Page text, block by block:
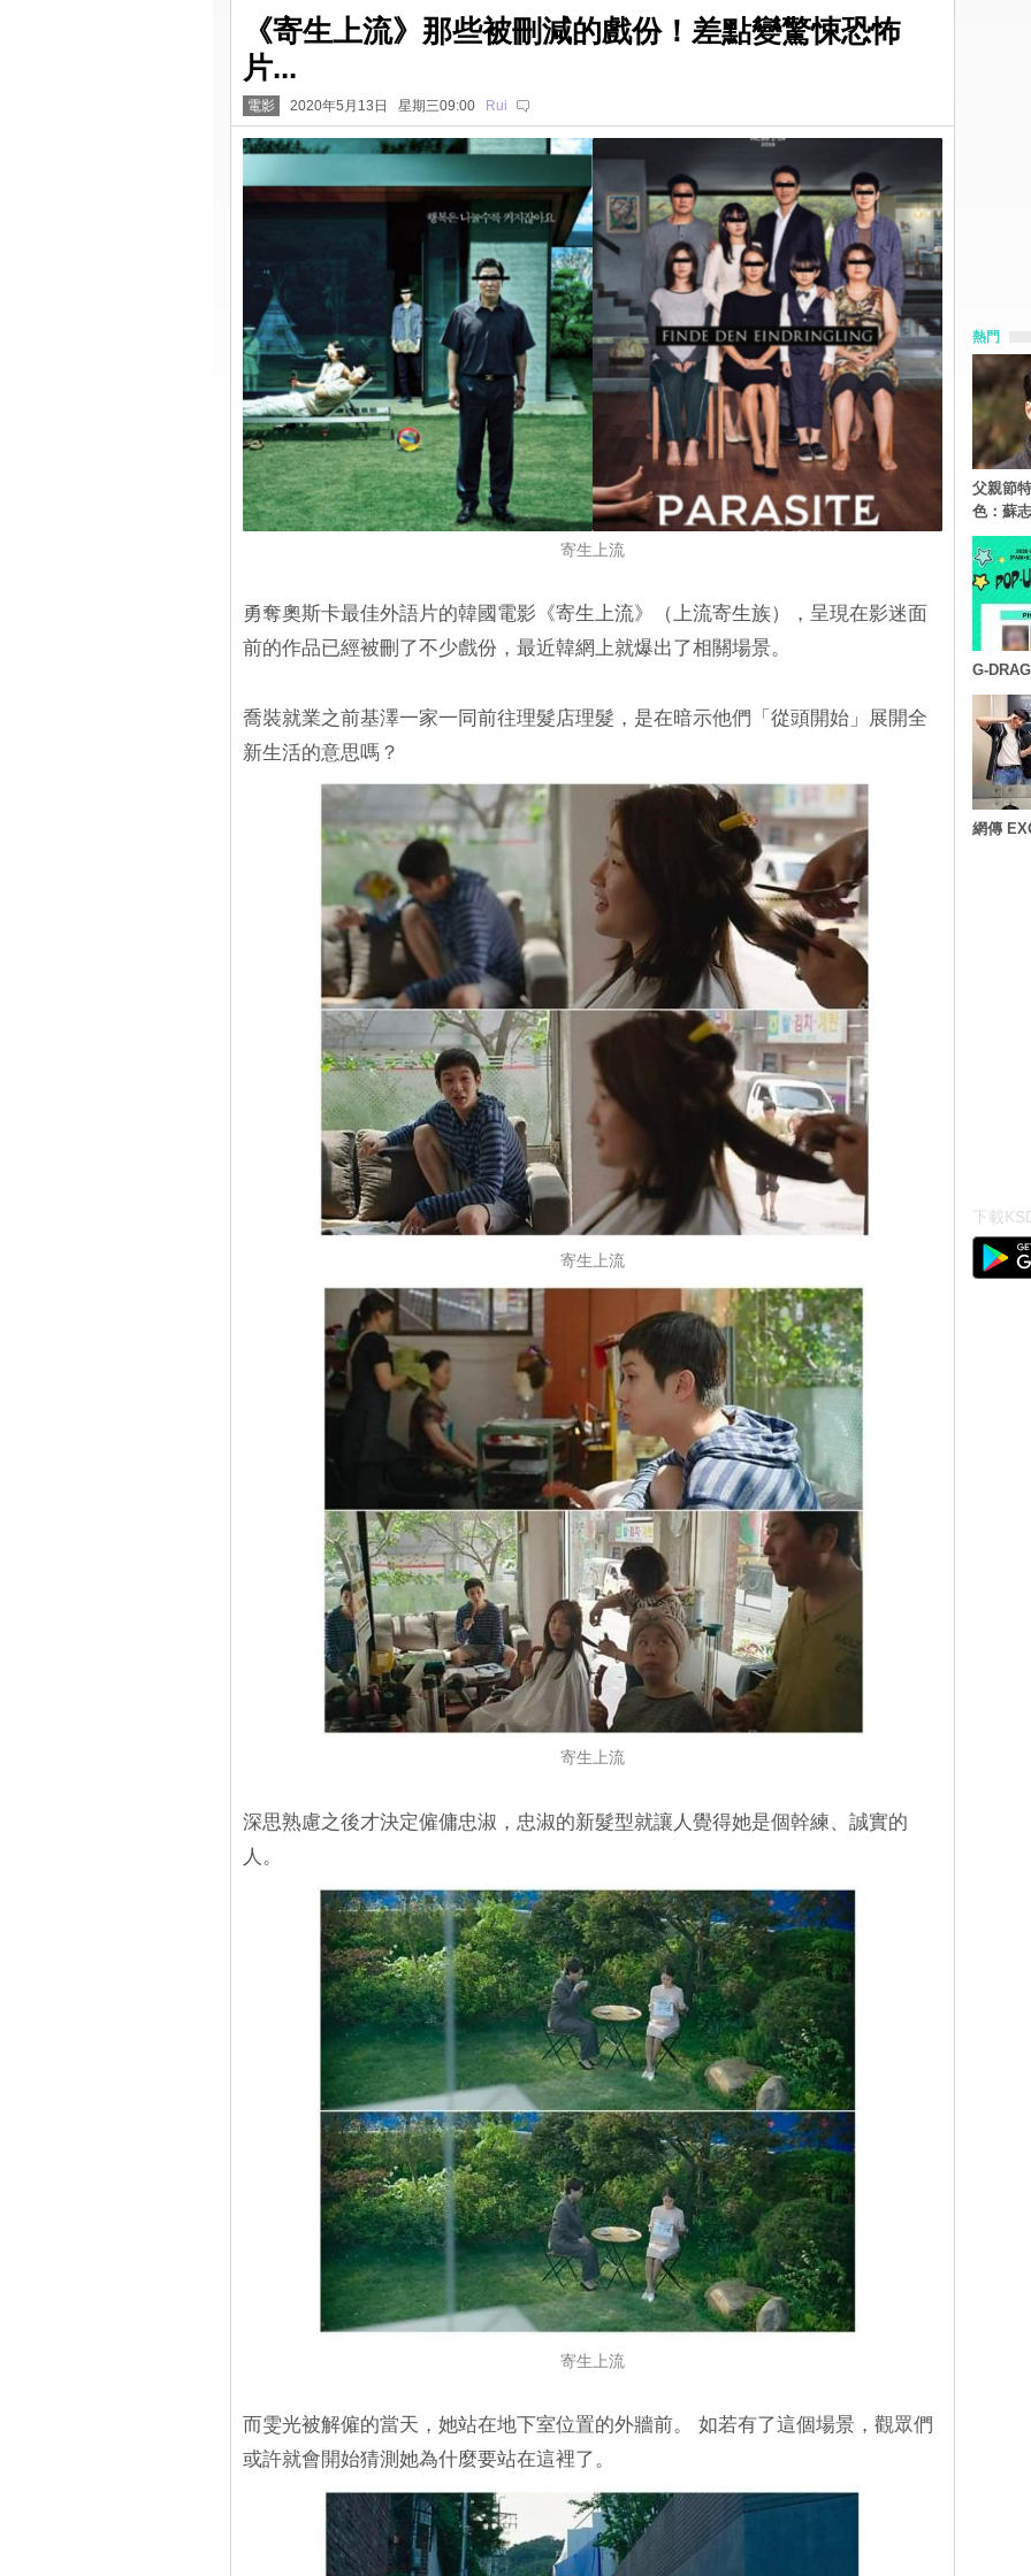
《寄生上流》那些被刪減的戲份！差點變驚悚恐怖
片...
電影 2020年5月13日 星期三09:00 Rui
寄生上流
勇奪奧斯卡最佳外語片的韓國電影《寄生上流》（上流寄生族），呈現在影迷面
前的作品已經被刪了不少戲份，最近韓網上就爆出了相關場景。
喬裝就業之前基澤一家一同前往理髮店理髮，是在暗示他們「從頭開始」展開全
新生活的意思嗎？
寄生上流
寄生上流
深思熟慮之後才決定僱傭忠淑，忠淑的新髮型就讓人覺得她是個幹練、誠實的
人。
寄生上流
而雯光被解僱的當天，她站在地下室位置的外牆前。 如若有了這個場景，觀眾們
或許就會開始猜測她為什麼要站在這裡了。
熱門
父親節
色：蘇
G-
網傳
下載